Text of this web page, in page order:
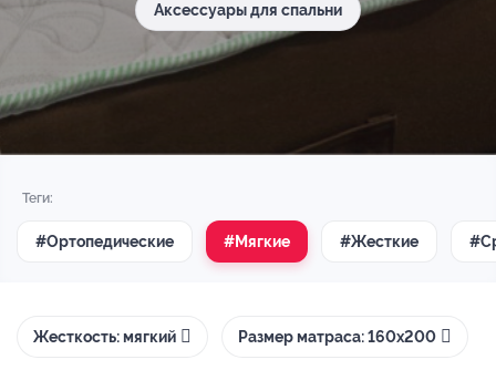
Аксессуары для спальни
Теги:
#Ортопедические #Мягкие #Жесткие
Жесткость: мягкий Размер матраса: 160х200